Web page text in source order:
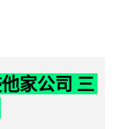
家公司 三